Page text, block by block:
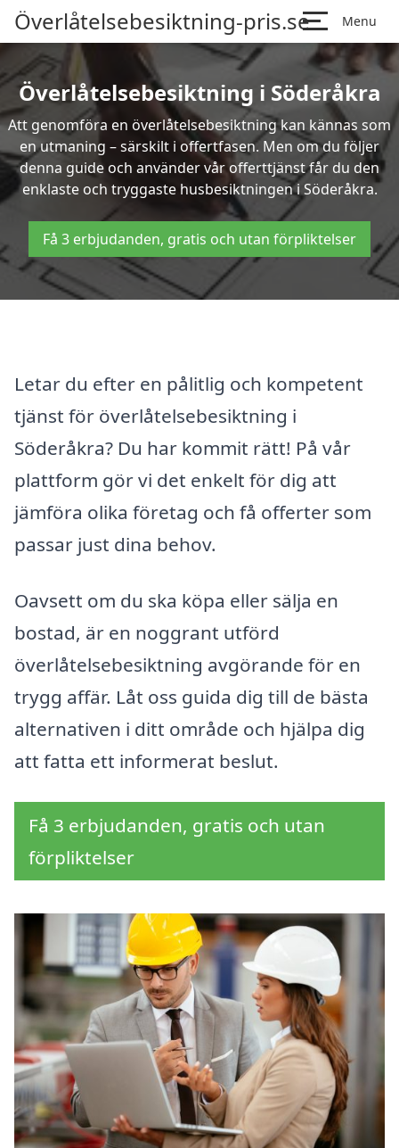
Överlåtelsebesiktning-pris.se Menu
Överlåtelsebesiktning i Söderåkra
Att genomföra en överlåtelsebesiktning kan kännas som
en utmaning – särskilt i offertfasen. Men om du följer
denna guide och använder vår offerttjänst får du den
enklaste och tryggaste husbesiktningen i Söderåkra.
Få 3 erbjudanden, gratis och utan förpliktelser
Letar du efter en pålitlig och kompetent
tjänst för överlåtelsebesiktning i
Söderåkra? Du har kommit rätt! På vår
plattform gör vi det enkelt för dig att
jämföra olika företag och få offerter som
passar just dina behov.
Oavsett om du ska köpa eller sälja en
bostad, är en noggrant utförd
överlåtelsebesiktning avgörande för en
trygg affär. Låt oss guida dig till de bästa
alternativen i ditt område och hjälpa dig
att fatta ett informerat beslut.
Få 3 erbjudanden, gratis och utan
förpliktelser